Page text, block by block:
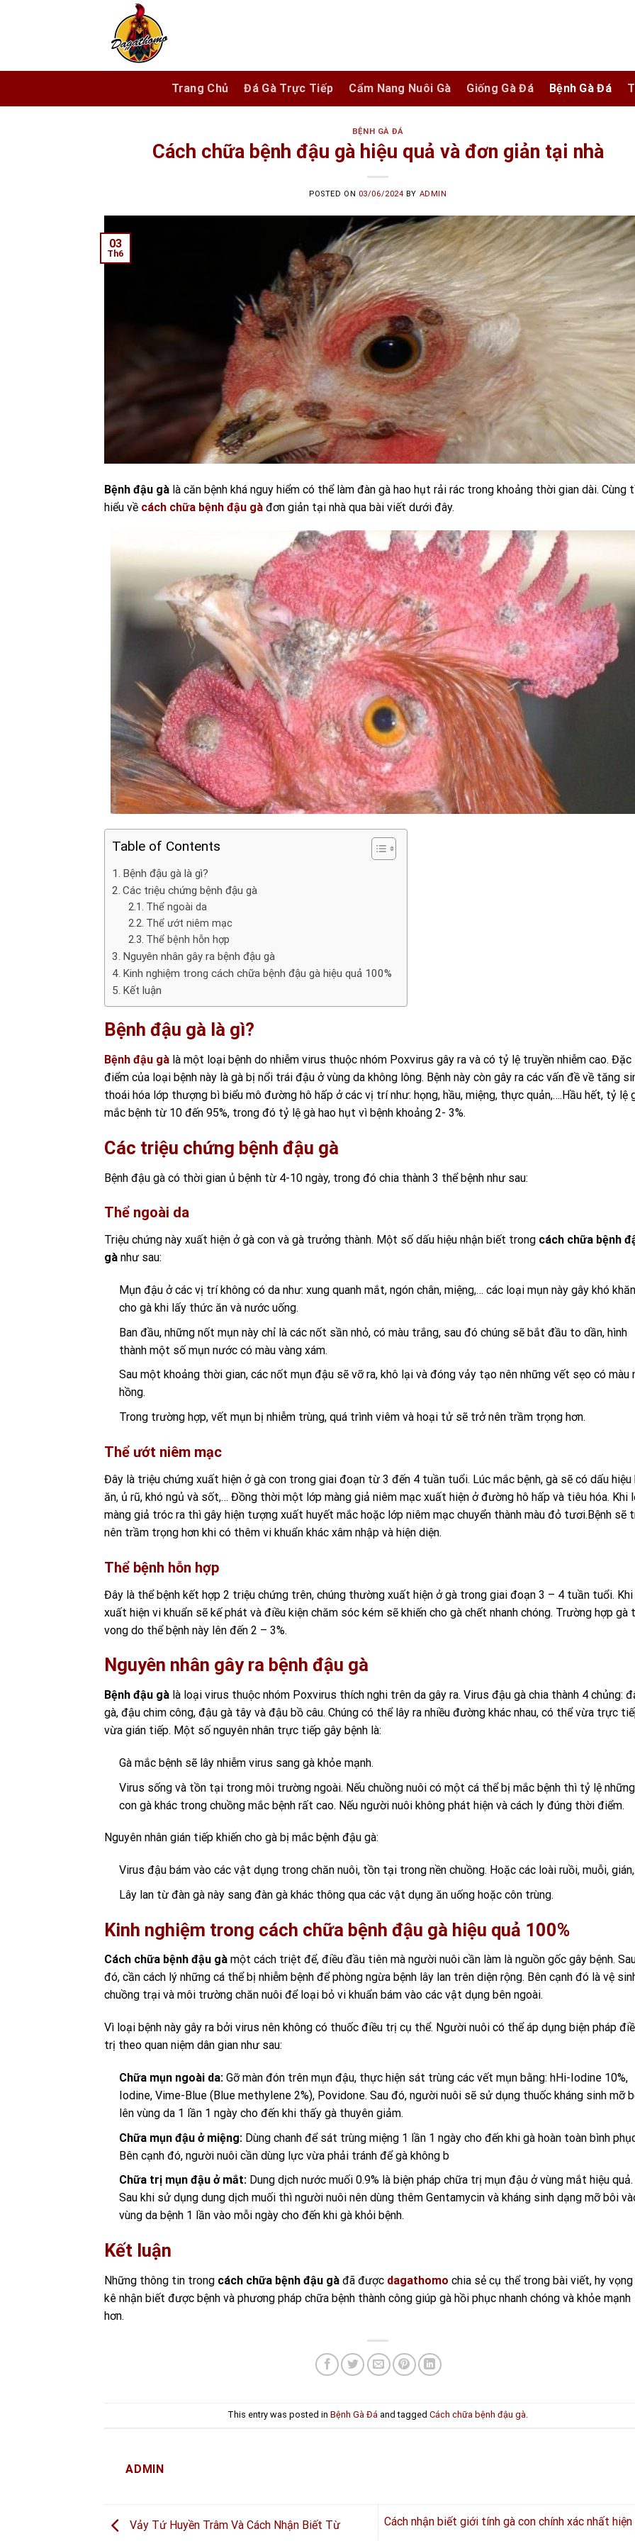
Trang Chủ Đá Gà Trực Tiếp Cẩm Nang Nuôi Gà Giống Gà Đá Bệnh Gà Đá
BỆNH GÀ ĐÁ
Cách chữa bệnh đậu gà hiệu quả và đơn giản tại nhà
POSTED ON 03/06/2024 BY ADMIN
03
Th6
Bệnh đậu gà là căn bệnh khá nguy hiểm có thể làm đàn gà hao hụt rải rác trong khoảng thời gian dài. Cùng
hiểu về cách chữa bệnh đậu gà đơn giản tại nhà qua bài viết dưới đây.
Table of Contents
Bệnh đậu gà là gì?
Các triệu chứng bệnh đậu gà
Thể ngoài da
Thể ướt niêm mạc
Thể bệnh hỗn hợp
Nguyên nhân gây ra bệnh đậu gà
Kinh nghiệm trong cách chữa bệnh đậu gà hiệu quả 100%
Kết luận
Bệnh đậu gà là gì?
Bệnh đậu gà là một loại bệnh do nhiễm virus thuộc nhóm Poxvirus gây ra và có tỷ lệ truyền nhiễm cao. Đặc
điểm của loại bệnh này là gà bị nổi trái đậu ở vùng da không lông. Bệnh này còn gây ra các vấn đề về tăng
thoái hóa lớp thượng bì biểu mô đường hô hấp ở các vị trí như: họng, hầu, miệng, thực quản,….Hầu hết, tỷ lệ
mắc bệnh từ 10 đến 95%, trong đó tỷ lệ gà hao hụt vì bệnh khoảng 2- 3%.
Các triệu chứng bệnh đậu gà
Bệnh đậu gà có thời gian ủ bệnh từ 4-10 ngày, trong đó chia thành 3 thể bệnh như sau:
Thể ngoài da
Triệu chứng này xuất hiện ở gà con và gà trưởng thành. Một số dấu hiệu nhận biết trong cách chữa bệnh
gà như sau:
Mụn đậu ở các vị trí không có da như: xung quanh mắt, ngón chân, miệng,… các loại mụn này gây khó khăn
cho gà khi lấy thức ăn và nước uống.
Ban đầu, những nốt mụn này chỉ là các nốt sần nhỏ, có màu trắng, sau đó chúng sẽ bắt đầu to dần, hình
thành một số mụn nước có màu vàng xám.
Sau một khoảng thời gian, các nốt mụn đậu sẽ vỡ ra, khô lại và đóng vảy tạo nên những vết sẹo có màu
hồng.
Trong trường hợp, vết mụn bị nhiễm trùng, quá trình viêm và hoại tử sẽ trở nên trầm trọng hơn.
Thể ướt niêm mạc
Đây là triệu chứng xuất hiện ở gà con trong giai đoạn từ 3 đến 4 tuần tuổi. Lúc mắc bệnh, gà sẽ có dấu hiệu
ăn, ủ rũ, khó ngủ và sốt,… Đồng thời một lớp màng giả niêm mạc xuất hiện ở đường hô hấp và tiêu hóa. Khi
màng giả tróc ra thì gây hiện tượng xuất huyết mắc hoặc lớp niêm mạc chuyển thành màu đỏ tươi.Bệnh sẽ
nên trầm trọng hơn khi có thêm vi khuẩn khác xâm nhập và hiện diện.
Thể bệnh hỗn hợp
Đây là thể bệnh kết hợp 2 triệu chứng trên, chúng thường xuất hiện ở gà trong giai đoạn 3 – 4 tuần tuổi. Khi
xuất hiện vi khuẩn sẽ kế phát và điều kiện chăm sóc kém sẽ khiến cho gà chết nhanh chóng. Trường hợp gà
vong do thể bệnh này lên đến 2 – 3%.
Nguyên nhân gây ra bệnh đậu gà
Bệnh đậu gà là loại virus thuộc nhóm Poxvirus thích nghi trên da gây ra. Virus đậu gà chia thành 4 chủng:
gà, đậu chim công, đậu gà tây và đậu bồ câu. Chúng có thể lây ra nhiều đường khác nhau, có thể vừa trực
vừa gián tiếp. Một số nguyên nhân trực tiếp gây bệnh là:
Gà mắc bệnh sẽ lây nhiễm virus sang gà khỏe mạnh.
Virus sống và tồn tại trong môi trường ngoài. Nếu chuồng nuôi có một cá thể bị mắc bệnh thì tỷ lệ những
con gà khác trong chuồng mắc bệnh rất cao. Nếu người nuôi không phát hiện và cách ly đúng thời điểm.
Nguyên nhân gián tiếp khiến cho gà bị mắc bệnh đậu gà:
Virus đậu bám vào các vật dụng trong chăn nuôi, tồn tại trong nền chuồng. Hoặc các loài ruồi, muỗi,
Lây lan từ đàn gà này sang đàn gà khác thông qua các vật dụng ăn uống hoặc côn trùng.
Kinh nghiệm trong cách chữa bệnh đậu gà hiệu quả 100%
Cách chữa bệnh đậu gà một cách triệt để, điều đầu tiên mà người nuôi cần làm là nguồn gốc gây bệnh.
đó, cần cách lý những cá thể bị nhiễm bệnh để phòng ngừa bệnh lây lan trên diện rộng. Bên cạnh đó là vệ
chuồng trại và môi trường chăn nuôi để loại bỏ vi khuẩn bám vào các vật dụng bên ngoài.
Vì loại bệnh này gây ra bởi virus nên không có thuốc điều trị cụ thể. Người nuôi có thể áp dụng biện pháp
trị theo quan niệm dân gian như sau:
Chữa mụn ngoài da:Gỡ màn đón trên mụn đậu, thực hiện sát trùng các vết mụn bằng: hHi-Iodine 10%,
Iodine, Vime-Blue (Blue methylene 2%), Povidone. Sau đó, người nuôi sẽ sử dụng thuốc kháng sinh mỡ
lên vùng da 1 lần 1 ngày cho đến khi thấy gà thuyên giảm.
Chữa mụn đậu ở miệng:Dùng chanh để sát trùng miệng 1 lần 1 ngày cho đến khi gà hoàn toàn bình
Bên cạnh đó, người nuôi cần dùng lực vừa phải tránh để gà không b
Chữa trị mụn đậu ở mắt:Dung dịch nước muối 0.9% là biện pháp chữa trị mụn đậu ở vùng mắt hiệu quả.
Sau khi sử dụng dung dịch muối thì người nuôi nên dùng thêm Gentamycin và kháng sinh dạng mỡ bôi
vùng da bệnh 1 lần vào mỗi ngày cho đến khi gà khỏi bệnh.
Kết luận
Những thông tin trong cách chữa bệnh đậu gà đã được dagathomo chia sẻ cụ thể trong bài viết, hy
kê nhận biết được bệnh và phương pháp chữa bệnh thành công giúp gà hồi phục nhanh chóng và khỏe mạnh
hơn.
This entry was posted inBệnh Gà Đá and taggedCách chữa bệnh đậu gà.
ADMIN
Vảy Tứ Huyền Trâm Và Cách Nhận Biết Từ Cách nhận biết giới tính gà con chính xác nhất hiện